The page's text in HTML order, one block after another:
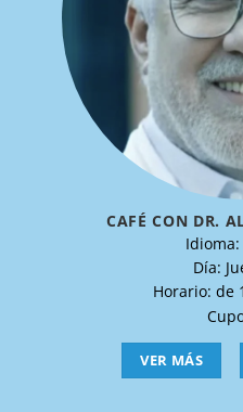
CAFÉ CON DR.
Día:
Horario: de
VER MÁS